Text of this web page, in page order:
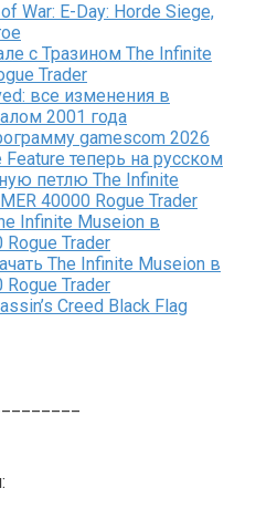
War: E-Day: Horde Siege,
с Тразином The Infinite
Trader
все изменения в
2001 года
gamescom 2026
теперь на русском
петлю The Infinite
40000 Rogue Trader
Infinite Museion в
Rogue Trader
The Infinite Museion в
Rogue Trader
Creed Black Flag